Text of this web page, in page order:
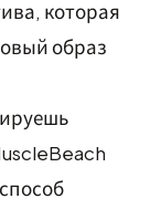
которая
образ